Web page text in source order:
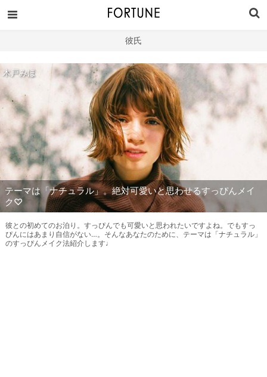
彼氏
木戸みほ
テーマは「ナチュラル」。絶対可愛いと思わせるすっぴんメイ
ク♡
彼との初めてのお泊り。すっぴんでも可愛いと思われたいですよね。でもすっ
ぴんにはあまり自信がない…。そんなあなたのために、テーマは「ナチュラル」
のすっぴんメイク法紹介します♩